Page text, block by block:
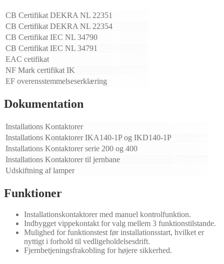
CB Certifikat DEKRA NL 22351
CB Certifikat DEKRA NL 22354
CB Certifikat IEC NL 34790
CB Certifikat IEC NL 34791
EAC cetifikat
NF Mark certifikat IK
EF overensstemmelseserklæring
Dokumentation
Installations Kontaktorer
Installations Kontaktorer IKA140-1P og IKD140-1P
Installations Kontaktorer serie 200 og 400
Installations Kontaktorer til jernbane
Udskiftning af lamper
Funktioner
Installationskontaktorer med manuel kontrolfunktion.
Indbygget vippekontakt for valg mellem 3 funktionstilstande.
Mulighed for funktionstest før installationsstart, hvilket er
nyttigt i forhold til vedligeholdelsesdrift.
Fjernbetjeningsfrakobling for højere sikkerhed.